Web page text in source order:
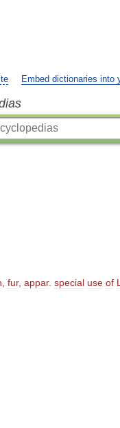
Embed dictionaries into
fur, appar. special use of L